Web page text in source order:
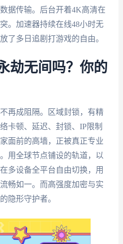
据传输。后台开着4K高清在
。加速器持续在线48小时无
了多日追剧打游戏的自由。
劫无间吗？你的
再成阻隔。区域封锁，有精
卡顿、延迟、封锁、IP限制
面前的高墙，正被真正专业
用全球节点铺设的轨道，以
多设备全平台自由切换，用
畅如一。而高强度加密与实
隐形守护者。